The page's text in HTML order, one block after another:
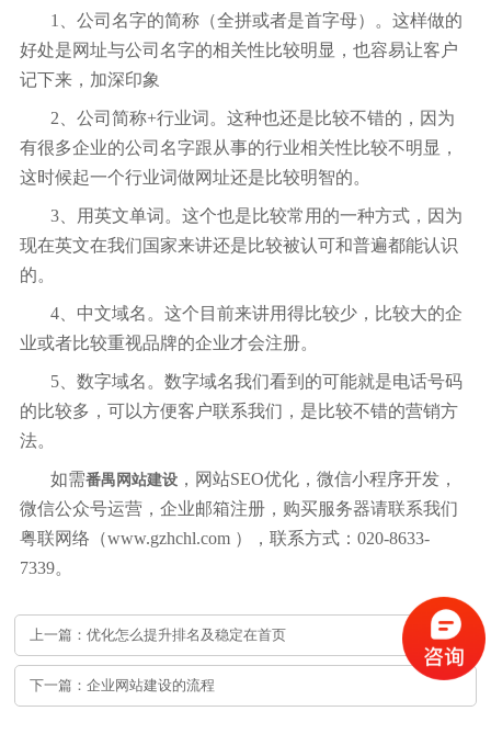
1、公司名字的简称（全拼或者是首字母）。这样做的
好处是网址与公司名字的相关性比较明显，也容易让客户
记下来，加深印象
2、公司简称+行业词。这种也还是比较不错的，因为
有很多企业的公司名字跟从事的行业相关性比较不明显，
这时候起一个行业词做网址还是比较明智的。
3、用英文单词。这个也是比较常用的一种方式，因为
现在英文在我们国家来讲还是比较被认可和普遍都能认识
的。
4、中文域名。这个目前来讲用得比较少，比较大的企
业或者比较重视品牌的企业才会注册。
5、数字域名。数字域名我们看到的可能就是电话号码
的比较多，可以方便客户联系我们，是比较不错的营销方
法。
如需番禺网站建设 ，网站SEO优化，微信小程序开发，
微信公众号运营，企业邮箱注册，购买服务器请联系我们
粤联网络（www.gzhchl.com ），联系方式：020-8633-
7339。
上一篇：优化怎么提升排名及稳定在首页
下一篇：企业网站建设的流程